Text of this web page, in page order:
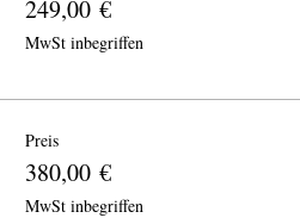
249,00 €
MwSt inbegriffen
Preis
380,00 €
MwSt inbegriffen